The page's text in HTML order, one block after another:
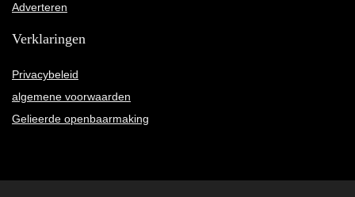
Adverteren
Verklaringen
Privacybeleid
algemene voorwaarden
Gelieerde openbaarmaking